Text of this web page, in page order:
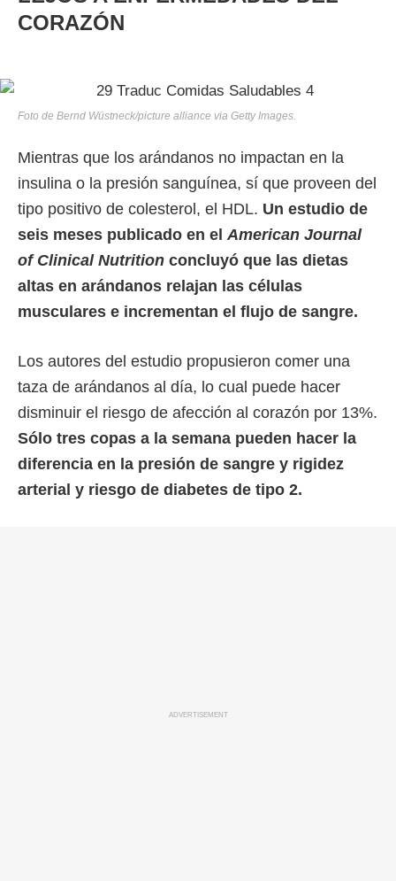
CORAZÓN
Foto de Bernd Wüstneck/picture alliance via Getty Images.
Mientras que los arándanos no impactan en la
insulina o la presión sanguínea, sí que proveen del
tipo positivo de colesterol, el HDL. Un estudio de
seis meses publicado en el American Journal
of Clinical Nutrition concluyó que las dietas
altas en arándanos relajan las células
musculares e incrementan el flujo de sangre.
Los autores del estudio propusieron comer una
taza de arándanos al día, lo cual puede hacer
disminuir el riesgo de afección al corazón por 13%.
Sólo tres copas a la semana pueden hacer la
diferencia en la presión de sangre y rigidez
arterial y riesgo de diabetes de tipo 2.
ADVERTISEMENT